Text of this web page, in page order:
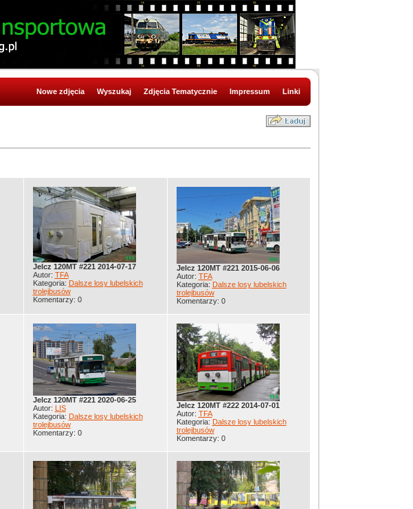
Nowe zdjęcia Wyszukaj Zdjęcia Tematycznie Impressum Linki
Jelcz 120MT #221 2014-07-17
Autor: TFA
Kategoria: Dalsze losy lubelskich
trolejbusów
Komentarzy: 0
Jelcz 120MT #221 2015-06-06
Autor: TFA
Kategoria: Dalsze losy lubelskich
trolejbusów
Komentarzy: 0
Jelcz 120MT #221 2020-06-25
Autor: LIS
Kategoria: Dalsze losy lubelskich
trolejbusów
Komentarzy: 0
Jelcz 120MT #222 2014-07-01
Autor: TFA
Kategoria: Dalsze losy lubelskich
trolejbusów
Komentarzy: 0